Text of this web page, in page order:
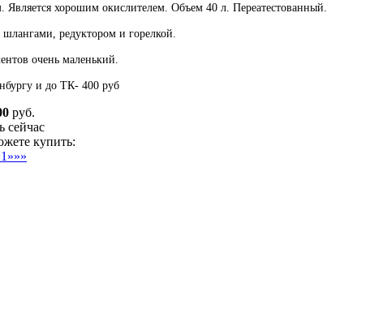
хорошим окислителем. Объем 40 л. Переатестованный.
редуктором и горелкой.
очень маленький.
и до ТК- 400 руб
руб.
сейчас
купить:
1 »»»